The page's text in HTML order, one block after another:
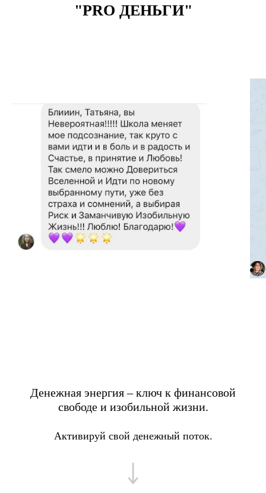
"PRO ДЕНЬГИ"
Денежная энергия – ключ к финансовой
свободе и изобильной жизни.
Активируй свой денежный поток.